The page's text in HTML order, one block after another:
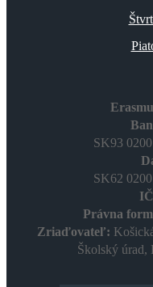
SK93
SK62
Právna
Zriaďovateľ:
Školský úrad,